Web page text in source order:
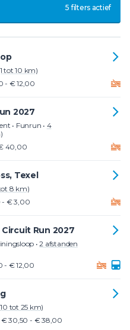
5 filters actief
tot 10 km)
- € 12,00
2027
• Funrun • 4
40,00
Texel
8 km)
- € 3,00
Run 2027
•2 afstanden
- € 12,00
tot 25 km)
€ 30,50 - € 38,00